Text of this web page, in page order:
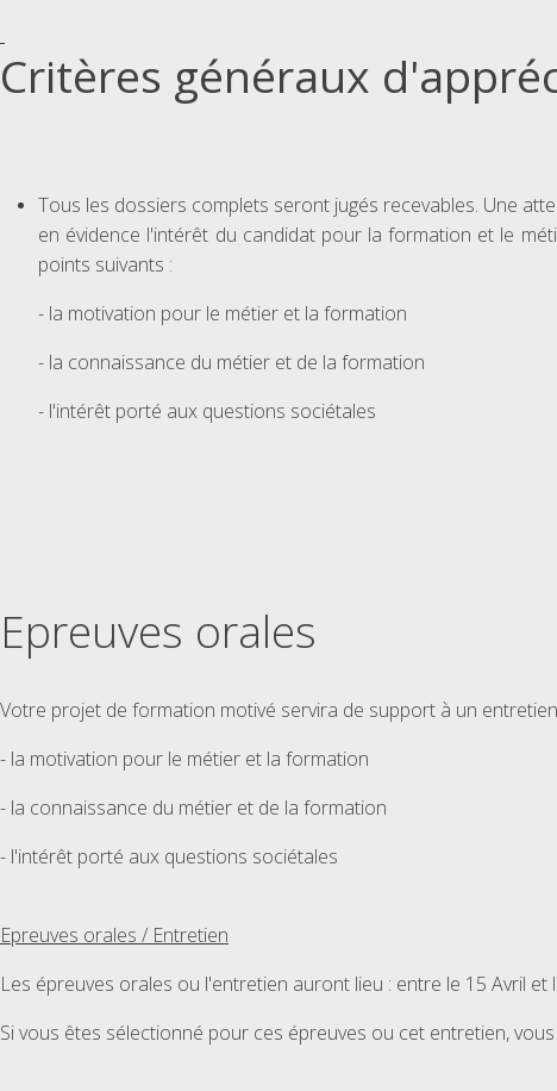
Critères généraux
Tous les dossiers complets seront jugés recevables. Une
en évidence l'intérêt du candidat pour la formation et le
points suivants :
- la motivation pour le métier et la formation
- la connaissance du métier et de la formation
- l'intérêt porté aux questions sociétales
Epreuves orales
Votre projet de formation motivé servira de support à un
- la motivation pour le métier et la formation
- la connaissance du métier et de la formation
- l'intérêt porté aux questions sociétales
Epreuves orales / Entretien
Les épreuves orales ou l'entretien auront lieu : entre le 15 Avril et
Si vous êtes sélectionné pour ces épreuves ou cet entretien,